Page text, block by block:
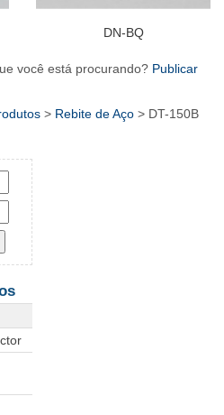
DN-BQ
você está procurando? Publicar
> Rebite de Aço > DT-150B